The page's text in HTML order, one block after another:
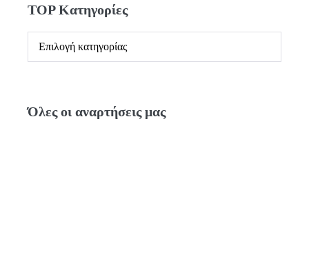
TOP Κατηγορίες
TOP
Κατηγορίες
Όλες οι αναρτήσεις μας